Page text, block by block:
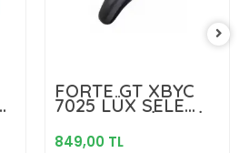
FORTE GT XBYC
7025 LÜX SELE
KILIFI JELLİ DERİ
SİYAH
849,00 TL
Sepete Ekle